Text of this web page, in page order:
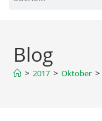
Blog
> 2017 > Oktober >